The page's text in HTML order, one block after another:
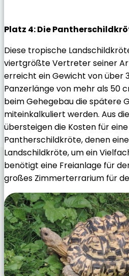
Platz 4: Die
Diese tropische
viertgrößte Vertreter seiner
erreicht ein Gewicht von über
Panzerlänge von mehr als 50
beim Gehegebau die spätere
miteinkalkuliert werden. Aus
übersteigen die Kosten für eine
Pantherschildkröte, denen
Landschildkröte, um ein
benötigt eine Freianlage für
großes Zimmerterrarium für